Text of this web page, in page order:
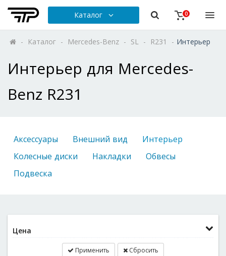
Каталог 0
- Каталог - Mercedes-Benz - SL - R231 - Интерьер
Интерьер для Mercedes-
Benz R231
Аксессуары Внешний вид
Интерьер
Колесные диски
Накладки
Обвесы
Подвеска
Цена
Применить Сбросить